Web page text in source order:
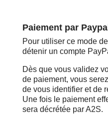
Paiement par Paypal
Pour utiliser ce mode
détenir un compte
Dès que vous validez
de paiement, vous
de vous identifier et de
Une fois le paiement
sera décrétée par A2S.